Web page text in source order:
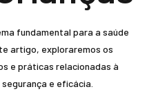
fundamental para a saúde
artigo, exploraremos os
e práticas relacionadas à
e eficácia.